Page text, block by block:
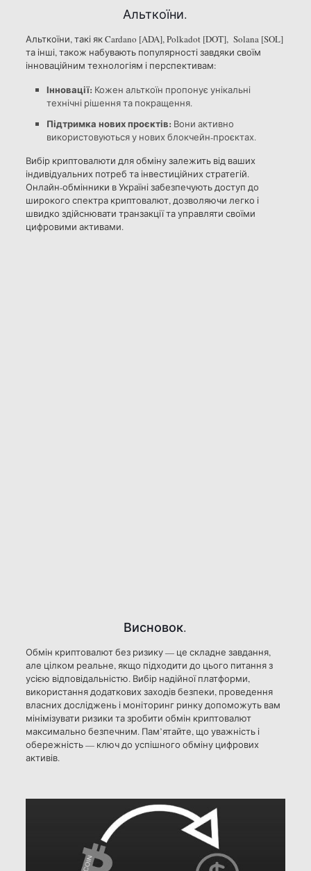
Альткоїни.
Альткоїни, такі як Cardano [ADA], Polkadot [DOT], Solana [SOL]
та інші, також набувають популярності завдяки своїм
інноваційним технологіям і перспективам:
Інновації: Кожен альткоїн пропонує унікальні
технічні рішення та покращення.
Підтримка нових проєктів: Вони активно
використовуються у нових блокчейн-проєктах.
Вибір криптовалюти для обміну залежить від ваших
індивідуальних потреб та інвестиційних стратегій.
Онлайн-обмінники в Україні забезпечують доступ до
широкого спектра криптовалют, дозволяючи легко і
швидко здійснювати транзакції та управляти своїми
цифровими активами.
Висновок.
Обмін криптовалют без ризику — це складне завдання,
але цілком реальне, якщо підходити до цього питання з
усією відповідальністю. Вибір надійної платформи,
використання додаткових заходів безпеки, проведення
власних досліджень і моніторинг ринку допоможуть вам
мінімізувати ризики та зробити обмін криптовалют
максимально безпечним. Пам’ятайте, що уважність і
обережність — ключ до успішного обміну цифрових
активів.